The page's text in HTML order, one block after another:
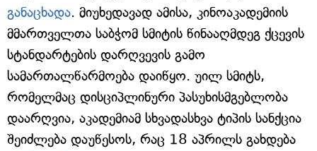
განაცხადა. მიუხედავად ამისა, კინოაკადემიის
მმართველთა საბჭომ სმიტის წინააღმდეგ ქცევის
სტანდარტების დარღვევის გამო
სამართალწარმოება დაიწყო. უილ სმიტს,
რომელმაც დისციპლინური პასუხისმგებლობა
დაარღვია, აკადემიამ სხვადასხვა ტიპის სანქცია
შეიძლება დაუწესოს, რაც 18 აპრილს გახდება